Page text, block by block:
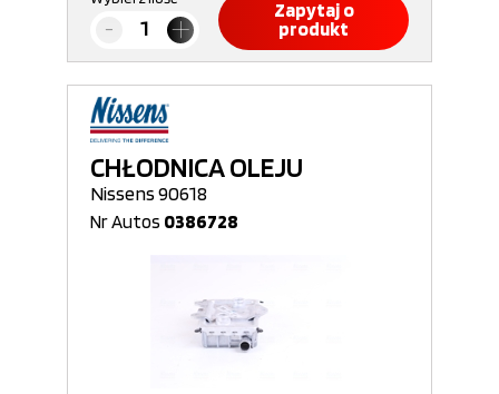
Zapytaj o
produkt
CHŁODNICA OLEJU
Nissens 90618
Nr Autos 0386728